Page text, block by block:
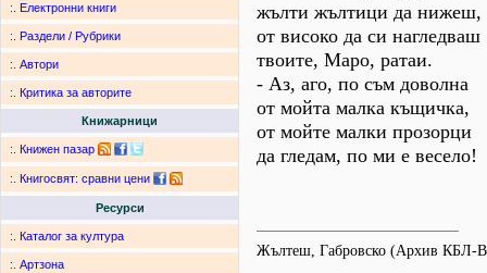
:. Електронни книги
:. Раздели / Рубрики
:. Автори
:. Критика за авторите
Книжарници
:. Книжен пазар
:. Книгосвят: сравни цени
Ресурси
:. Каталог за култура
:. Артзона
жълти жълтици да нижеш,
от високо да си нагледваш
твоите, Маро, ратаи.
- Аз, аго, по съм доволна
от мойта малка къщичка,
от мойте малки прозорци
да гледам, по ми е весело!
Жълтеш, Габровско (Архив КБЛ-